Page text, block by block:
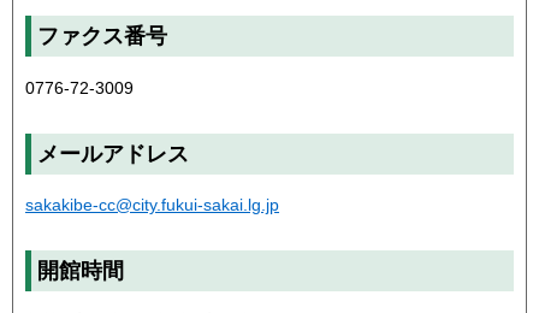
ファクス番号
0776-72-3009
メールアドレス
sakakibe-cc@city.fukui-sakai.lg.jp
開館時間